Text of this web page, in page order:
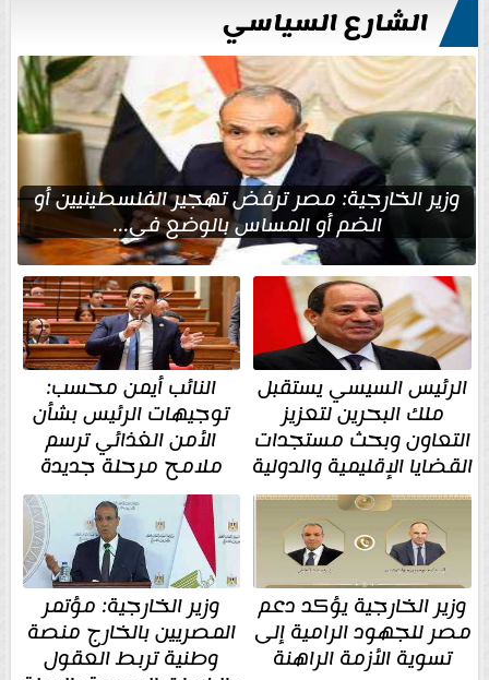
الشارع السياسي
وزير الخارجية: مصر ترفض تهجير الفلسطينيين أو
الضم أو المساس بالوضع في...
الرئيس السيسي يستقبل
ملك البحرين لتعزيز
التعاون وبحث مستجدات
القضايا الإقليمية والدولية
النائب أيمن محسب:
توجيهات الرئيس بشأن
الأمن الغذائي ترسم
ملامح مرحلة جديدة
وزير الخارجية يؤكد دعم
مصر للجهود الرامية إلى
تسوية الأزمة الراهنة
وزير الخارجية: مؤتمر
المصريين بالخارج منصة
وطنية تربط العقول